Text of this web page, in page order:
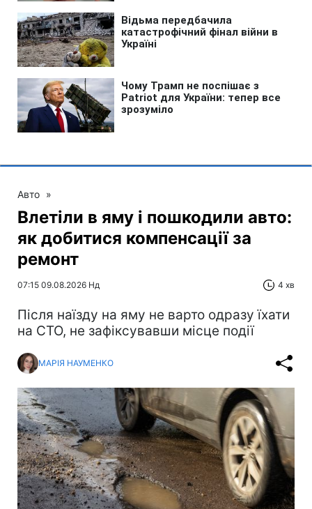
Авто »
Влетіли в яму і пошкодили авто:
як добитися компенсації за
ремонт
07:15 09.08.2026 Нд 4 хв
Після наїзду на яму не варто одразу їхати
на СТО, не зафіксувавши місце події
МАРІЯ НАУМЕНКО